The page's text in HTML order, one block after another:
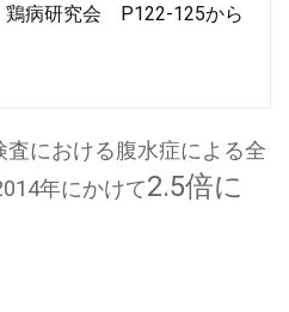
鶏病研究会 P122-125から
における腹水症による全
年にかけて2.5倍に